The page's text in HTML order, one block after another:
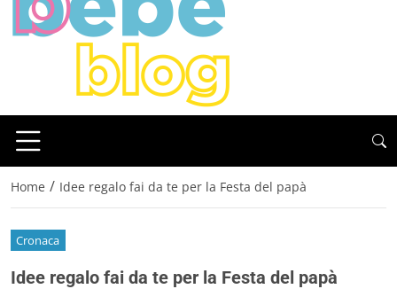
Home / Idee regalo fai da te per la Festa del papà
Cronaca
Idee regalo fai da te per la Festa del papà